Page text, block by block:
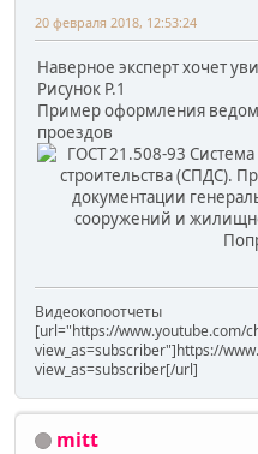
20 февраля 2018, 12:53:24
Наверное эксперт хочет
Рисунок Р.1
Пример оформления
проездов
Видеокопоотчеты
[url="https://www.youtube.com/
view_as=subscriber"]https://
view_as=subscriber[/url]
mitt